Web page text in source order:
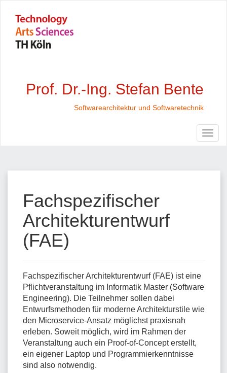
Prof. Dr.-Ing. Stefan Bente
Softwarearchitektur und Softwaretechnik
Fachspezifischer
Architekturentwurf
(FAE)
Fachspezifischer Architekturentwurf (FAE) ist eine
Pflichtveranstaltung im Informatik Master (Software
Engineering). Die Teilnehmer sollen dabei
Entwurfsmethoden für moderne Architekturstile wie
den Microservice-Ansatz möglichst praxisnah
erleben. Soweit möglich, wird im Rahmen der
Veranstaltung auch ein Proof-of-Concept erstellt,
ein eigener Laptop und Programmierkenntnisse
sind also notwendig.